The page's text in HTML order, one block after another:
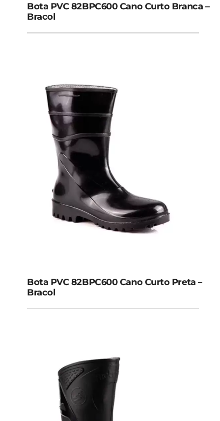
Bota PVC 82BPC600 Cano Curto Branca –
Bracol
Bota PVC 82BPC600 Cano Curto Preta –
Bracol